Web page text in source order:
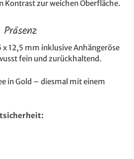
Kontrast zur weichen Oberfläche.
x 12,5 mm inklusive Anhängeröse
fein und zurückhaltend.
in Gold – diesmal mit einem